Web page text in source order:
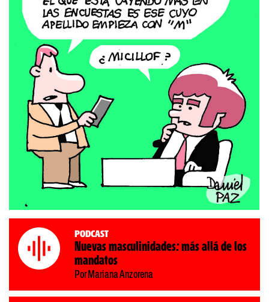
Podcast
Nuevas masculinidades: más allá de los
mandatos
Por Mariana Anzorena